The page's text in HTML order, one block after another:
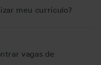
meu currículo?
vagas de